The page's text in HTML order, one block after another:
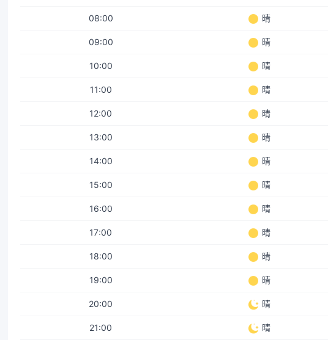
08:00 晴
09:00 晴
10:00 晴
11:00 晴
12:00 晴
13:00 晴
14:00 晴
15:00 晴
16:00 晴
17:00 晴
18:00 晴
19:00 晴
20:00 晴
21:00 晴